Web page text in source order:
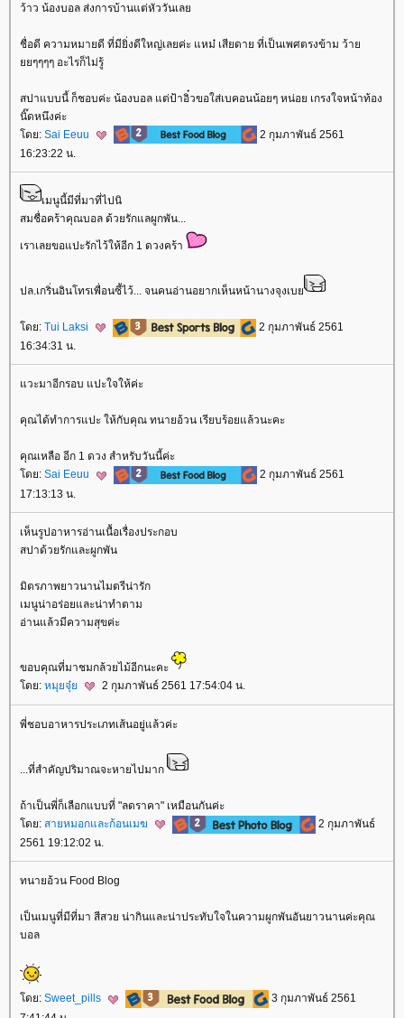
ว้าว น้องบอล ส่งการบ้านแต่หัววันเล
ชื่อดี ความหมายดี ที่มียิ่งดีใหญ่เลยค่ะ แหม๋ เสียดาย ที่เป็นเพศตรงข้าม ว้า
ๆๆๆๆ อะไรก็ไม่รู้
สปาแบบนี้ ก็ชอบค่ะ น้องบอล แต่ป้าอิ๋วขอใส่เบคอนน้อยๆ หน่อย เกรงใจหน้าท้อง
นิ๊ดหนึงค่ะ
ดย: Sai Eeuu
2 กุมภาพันธ์ 2561
16:23:22 น.
เมนูนี้มีที่มาที่ไปนิ
สมชื่อคร้าคุณบอล ด้วยรักแลผูกพัน...
เราเลยขอแปะรักไว้ให้อีก 1 ดวงคร้า
ปล.เกริ่นอินโทรเพื่อนซี้ไว้... จนคนอ่านอยากเห็นหน้านางจุงเบ
ดย: Tui Laksi
2 กุมภาพันธ์ 2561
16:34:31 น.
วะมาอีกรอบ แปะใจให้ค่ะ
คุณได้ทำการแปะ ให้กับคุณ ทนายอ้วน เรียบร้อยแล้วนะคะ
คุณเหลือ อีก 1 ดวง สำหรับวันนี้ค่ะ
ดย: Sai Eeuu
2 กุมภาพันธ์ 2561
17:13:13 น.
เห็นรูปอาหารอ่านเนื้อเรื่องประกอบ
สปาด้วยรักและผูกพัน
มิตรภาพยาวนานไมตรีน่ารัก
เมนูน่าอร่อยและน่าทำตาม
อ่านแล้วมีความสุขค่ะ
ขอบคุณที่มาชมกล้วยไม้อีกนะคะ
ดย: หมุยจุ๋ 2 กุมภาพันธ์ 2561 17:54:04 น.
พี่ชอบอาหารประเภทเส้นอยู่แล้วค่ะ
...ที่สำคัญปริมาณจะหายไปมาก
ถ้าเป็นพี่ก็เลือกแบบที่ "ลดราคา" เหมือนกันค่ะ
ดย: สายหมอกและก้อนเมฆ
2 กุมภาพันธ์
2561 19:12:02 น.
ทนายอ้วน Food Blog
เป็นเมนูที่มีที่มา สีสวย น่ากินและน่าประทับใจในความผูกพันอันยาวนานค่ะคุณ
บอล
ดย: Sweet_pills
3 กุมภาพันธ์ 2561